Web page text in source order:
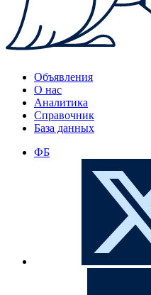
Объявления
О нас
Аналитика
Справочник
База данных
ФБ